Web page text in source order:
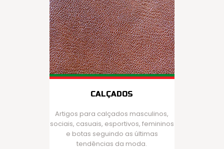
CALÇADOS
Artigos para calçados masculinos,
sociais, casuais, esportivos, femininos
e botas seguindo as últimas
tendências da moda.